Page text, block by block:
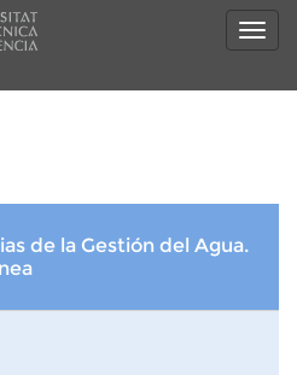
de la Gestión del Agua.